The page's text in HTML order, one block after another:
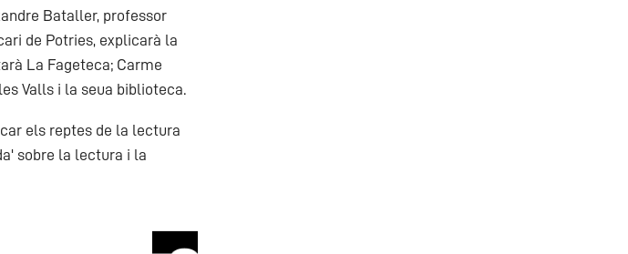
Bataller, professor
de Potries, explicarà la
La Fageteca; Carme
Valls i la seua biblioteca.
els reptes de la lectura
sobre la lectura i la